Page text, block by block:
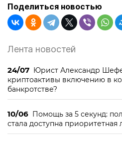
Поделиться новостью
Лента новостей
24/07 Юрист Александр
криптоактивы включению в
банкротстве?
10/06 Помощь за 5 секунд:
стала доступна